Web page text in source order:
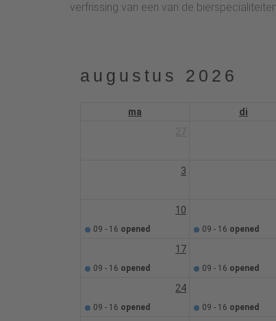
verfrissing van een van de
augustus 2026
ma di
3
10
09 - 16 opened 09 - 16 opened
17
09 - 16 opened 09 - 16 opened
24
09 - 16 opened 09 - 16 opened